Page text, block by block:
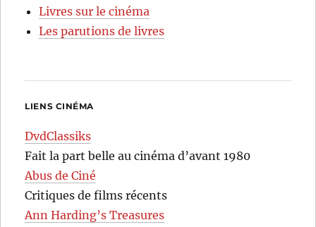
Livres sur le cinéma
Les parutions de livres
LIENS CINÉMA
DvdClassiks
Fait la part belle au cinéma d’avant 1980
Abus de Ciné
Critiques de films récents
Ann Harding’s Treasures